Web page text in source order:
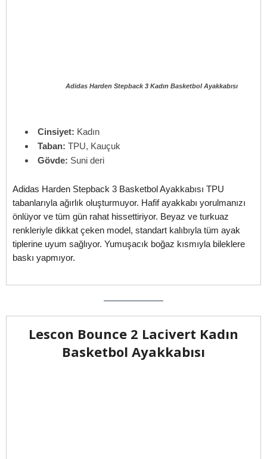
Adidas Harden Stepback 3 Kadın Basketbol Ayakkabısı
Cinsiyet: Kadın
Taban: TPU, Kauçuk
Gövde: Suni deri
Adidas Harden Stepback 3 Basketbol Ayakkabısı TPU
tabanlarıyla ağırlık oluşturmuyor. Hafif ayakkabı yorulmanızı
önlüyor ve tüm gün rahat hissettiriyor. Beyaz ve turkuaz
renkleriyle dikkat çeken model, standart kalıbıyla tüm ayak
tiplerine uyum sağlıyor. Yumuşacık boğaz kısmıyla bileklere
baskı yapmıyor.
Lescon Bounce 2 Lacivert Kadın
Basketbol Ayakkabısı